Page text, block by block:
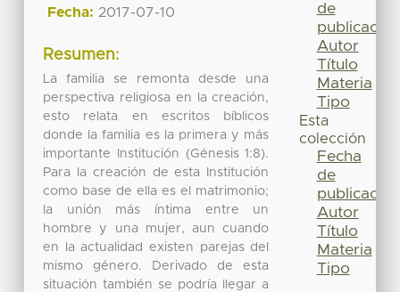
Fecha: 2017-07-10
Resumen:
La familia se remonta desde una
perspectiva religiosa en la creación,
esto relata en escritos bíblicos
donde la familia es la primera y más
importante Institución (Génesis 1:8).
Para la creación de esta Institución
como base de ella es el matrimonio;
la unión más íntima entre un
hombre y una mujer, aun cuando
en la actualidad existen parejas del
mismo género. Derivado de esta
situación también se podría llegar a
de
publicación
Autor
Título
Materia
Tipo
Esta
colección
Fecha
de
publicación
Autor
Título
Materia
Tipo